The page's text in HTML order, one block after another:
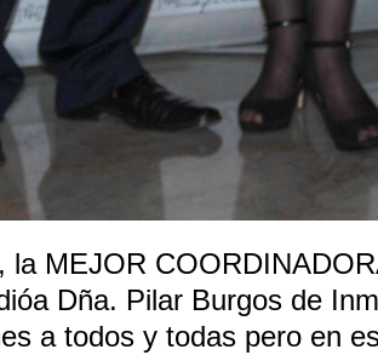
la MEJOR
Dña. Pilar Burgos de
a todos y todas pero en